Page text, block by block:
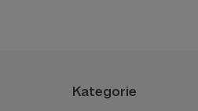
Kategorie